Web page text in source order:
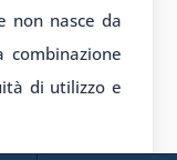
non nasce da
combinazione
di utilizzo e